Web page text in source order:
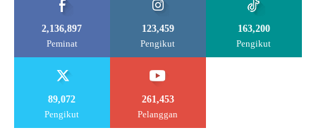
2,136,897
Peminat
123,459
Pengikut
163,200
Pengikut
89,072
Pengikut
261,453
Pelanggan